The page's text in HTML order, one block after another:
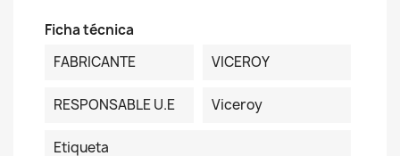
Ficha técnica
FABRICANTE
VICEROY
RESPONSABLE U.E Viceroy
Etiqueta